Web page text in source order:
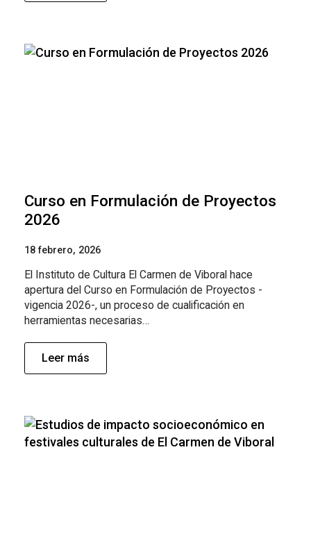
Curso en Formulación de Proyectos
2026
18 febrero, 2026
El Instituto de Cultura El Carmen de Viboral hace
apertura del Curso en Formulación de Proyectos -
vigencia 2026-, un proceso de cualificación en
herramientas necesarias…
Leer más